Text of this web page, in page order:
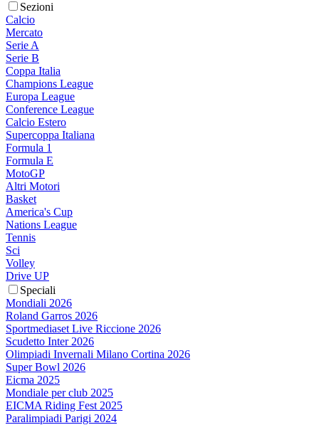
Sezioni
Calcio
Mercato
Serie A
Serie B
Coppa Italia
Champions League
Europa League
Conference League
Calcio Estero
Supercoppa Italiana
Formula 1
Formula E
MotoGP
Altri Motori
Basket
America's Cup
Nations League
Tennis
Sci
Volley
Drive UP
Speciali
Mondiali 2026
Roland Garros 2026
Sportmediaset Live Riccione 2026
Scudetto Inter 2026
Olimpiadi Invernali Milano Cortina 2026
Super Bowl 2026
Eicma 2025
Mondiale per club 2025
EICMA Riding Fest 2025
Paralimpiadi Parigi 2024